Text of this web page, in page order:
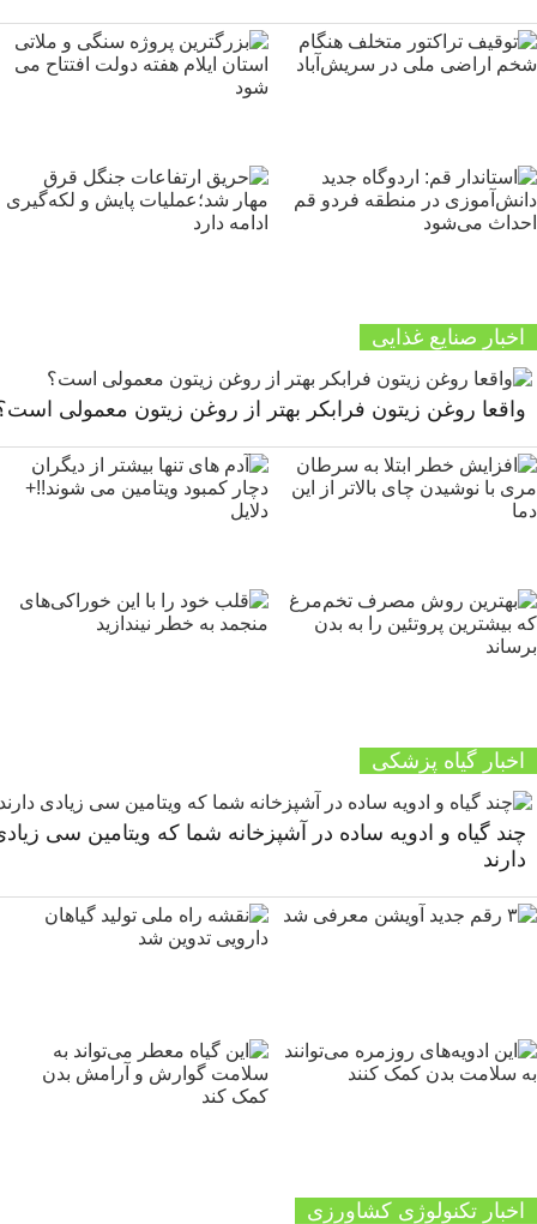
اخبار صنایع غذایی
واقعا روغن زیتون فرابکر بهتر از روغن زیتون معمولی
اخبار گیاه پزشکی
چند گیاه و ادویه ساده در آشپزخانه شما که ویتامین سی
دارند
اخبار تکنولوژی کشاورزی